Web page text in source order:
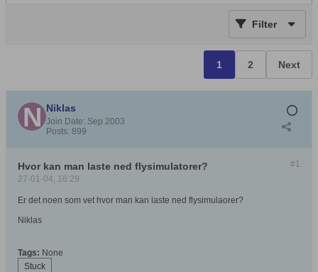
Filter
1 2 Next
Niklas
Join Date: Sep 2003
Posts: 899
#1
Hvor kan man laste ned flysimulatorer?
27-01-04, 16:29
Er det noen som vet hvor man kan laste ned flysimulaorer?
Niklas
Tags: None
Stuck